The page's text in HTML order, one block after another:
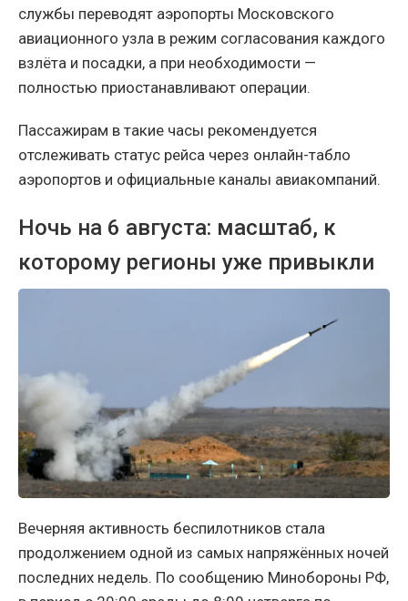
службы переводят аэропорты Московского
авиационного узла в режим согласования каждого
взлёта и посадки, а при необходимости —
полностью приостанавливают операции.
Пассажирам в такие часы рекомендуется
отслеживать статус рейса через онлайн-табло
аэропортов и официальные каналы авиакомпаний.
Ночь на 6 августа: масштаб, к
которому регионы уже привыкли
Вечерняя активность беспилотников стала
продолжением одной из самых напряжённых ночей
последних недель. По сообщению Минобороны РФ,